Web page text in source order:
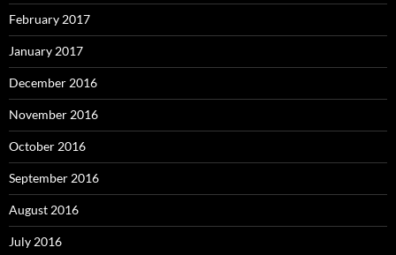
February 2017
January 2017
December 2016
November 2016
October 2016
September 2016
August 2016
July 2016